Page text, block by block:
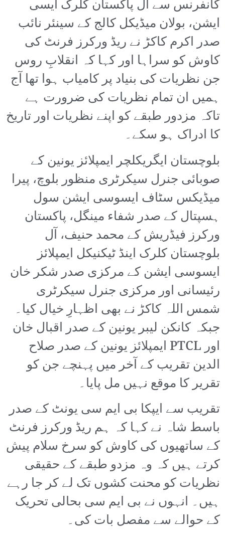
کانفرنس سے آل پاکستان کلرک ایسی
ایشن، بولان میڈیکل کالج کے سینئر نائب
صدر اکرم کاکڑ نے ریڈ ورکرز فرنٹ کی
کاوش کو سراہا اور کہا کہ انقلابِ روس
جن نظریات کی بنیاد پر کامیاب ہوا تھا آج
ہمیں ان تمام نظریات کی ضرورت ہے
تاکہ مزدور طبقے کو اپنے نظریات اور تاریخ
کا ادراک ہو سکے۔
بلوچستان ایگریکلچر ایمپلائز یونین کے
صوبائی جنرل سیکرٹری منظور بلوچ، پیرا
میڈیکس سٹاف ایسوسی ایشن سول
ہسپتال کے صدر شفاء مینگل، پاکستان
ورکرز فیڈریش کے محمد حنیف، آل
بلوچستان کلرک اینڈ ٹیکنیکل ایمپلائز
ایسوسی ایشن کے مرکزی صدر شکر خان
رئیسانی اور مرکزی جنرل سیکرٹری
شمس اللہ کاکڑ نے بھی اظہارِ خیال کیا۔
جبکہ کانکن لیبر یونین کے صدر اقبال خان
اور PTCL ایمپلائز یونین کے صدر صلاح
الدین تقریب کے آخر میں پہنچے جن کو
تقریر کا موقع نہیں مل پایا۔
تقریب سے ایپکا بی ایم سی یونٹ کے صدر
باسط شاہ نے کہا کہ ہم ریڈ ورکرز فرنٹ
کے ساتھیوں کی کاوش کو سرخ سلام پیش
کرتے ہیں کہ وہ مزدو طبقے کے حقیقی
نظریات کو محنت کشوں تک لے کر جا رہے
ہیں۔ انہوں نے بی ایم سی بحالی تحریک
کے حوالے سے مفصل بات کی۔